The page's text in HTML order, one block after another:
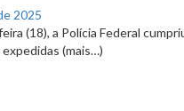
2025
(18), a Polícia Federal
(mais…)